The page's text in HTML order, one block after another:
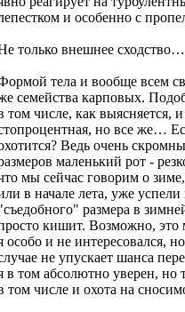
и особенно с
только внешнее сходство…
тела и вообще всем
семейства карповых.
том числе, как выясняется,
но все же…
Ведь очень
маленький рот -
мы сейчас говорим о
в начале лета, уже
размера в
кишит. Возможно, это
особо и не интересовался,
не упускает шанса
в том абсолютно уверен,
том числе и охота на